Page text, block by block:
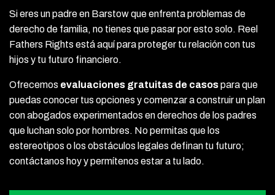
Si eres un padre en Barstow que enfrenta problemas de
derecho de familia, no tienes que pasar por esto solo. Reel
Fathers Rights está aquí para proteger tu relación con tus
hijos y tu futuro financiero.
Ofrecemos evaluaciones gratuitas de casospara que
puedas conocer tus opciones y comenzar a construir un plan
con abogados experimentados en derechos de los padres
que luchan solo por hombres. No permitas que los
estereotipos o los obstáculos legales definan tu futuro;
contáctanos hoy y permítenos estar a tu lado.